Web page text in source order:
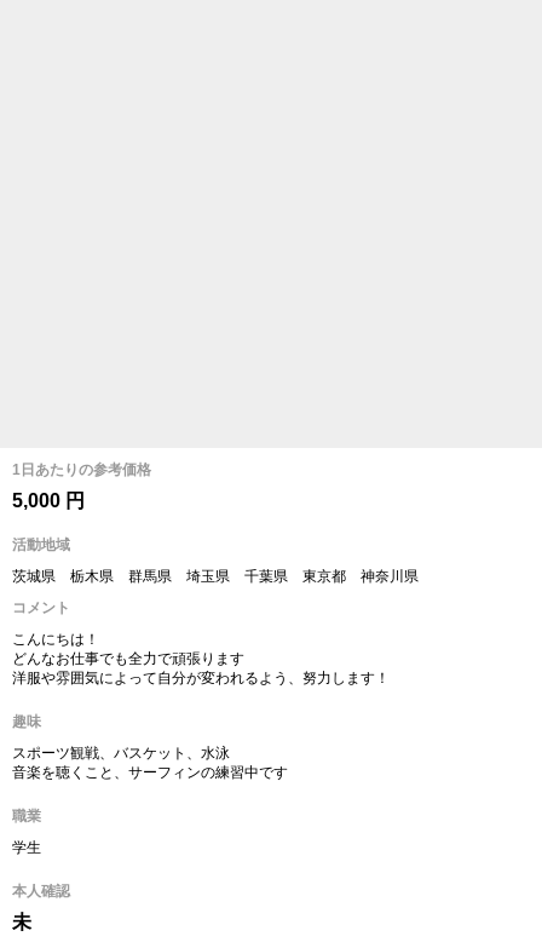
1日あたりの参考価格
5,000 円
活動地域
茨城県 栃木県 群馬県 埼玉県 千葉県 東京都 神奈川県
コメント
こんにちは！
どんなお仕事でも全力で頑張ります
洋服や雰囲気によって自分が変われるよう、努力します！
趣味
スポーツ観戦、バスケット、水泳
音楽を聴くこと、サーフィンの練習中です
職業
学生
本人確認
未